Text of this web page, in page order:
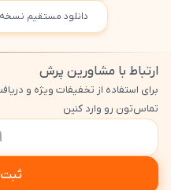
دانلود مستقیم نسخه
ارتباط با مشاورین پرش
برای استفاده از تخفیفات ویژه و
تماس‌تون رو وارد کنین